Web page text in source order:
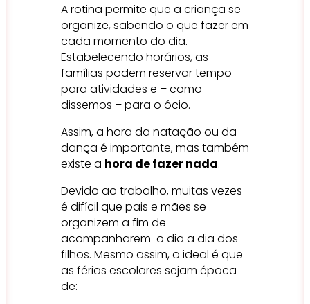
A rotina permite que a criança se
organize, sabendo o que fazer em
cada momento do dia.
Estabelecendo horários, as
famílias podem reservar tempo
para atividades e – como
dissemos – para o ócio.
Assim, a hora da natação ou da
dança é importante, mas também
existe a hora de fazer nada.
Devido ao trabalho, muitas vezes
é difícil que pais e mães se
organizem a fim de
acompanharem o dia a dia dos
filhos. Mesmo assim, o ideal é que
as férias escolares sejam época
de: